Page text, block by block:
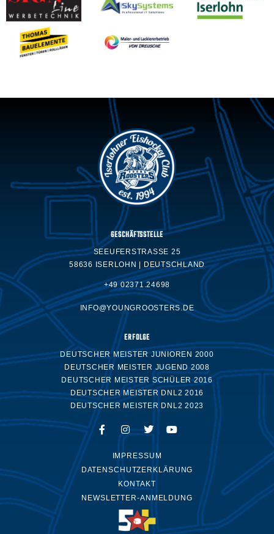
GESCHÄFTSSTELLE
SEEUFERSTRASSE 25
58636 ISERLOHN | DEUTSCHLAND
+49 02371.24698
INFO@YOUNGROOSTERS.DE
ERFOLGE
DEUTSCHER MEISTER JUNIOREN 2000
DEUTSCHER MEISTER JUGEND 2008
DEUTSCHER MEISTER SCHÜLER 2016
DEUTSCHER MEISTER DNL2 2016
DEUTSCHER MEISTER DNL2 2023
IMPRESSUM
DATENSCHUTZERKLÄRUNG
KONTAKT
NEWSLETTER-ANMELDUNG